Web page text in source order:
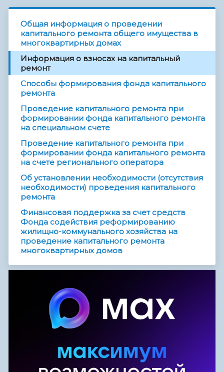
Общая информация о проведении
капитального ремонта общего имущества в
многоквартирных домах
Информация о взносах на капитальный
ремонт
Способы формирования фонда капитального
ремонта
Проведение капитального ремонта при
формировании фонда капитального ремонта
на специальном счете
Проведение капитального ремонта при
формировании фонда капитального ремонта
на счете регионального оператора
Об установлении необходимости (отсутствия
необходимости) проведения капитального
ремонта
Финансовая поддержка за счет средств
Фонда содействия реформированию
жилищно-коммунального хозяйства на
проведение капитального ремонта
многоквартирных домов